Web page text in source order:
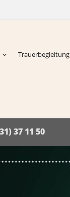
Trauerbegleitung
37 11 50